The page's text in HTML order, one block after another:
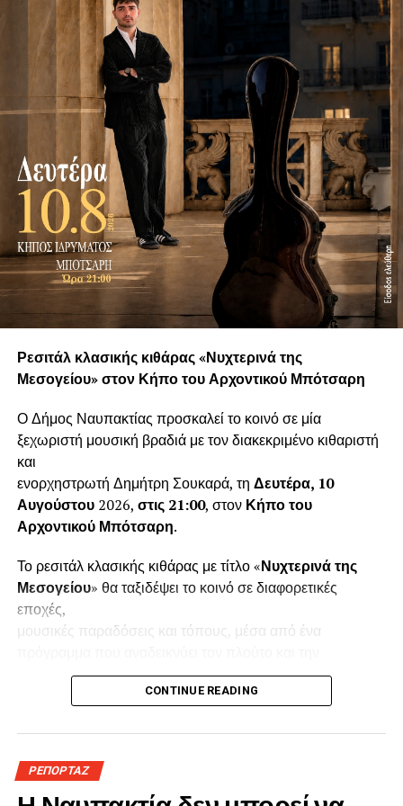
Ρεσιτάλ κλασικής κιθάρας «Νυχτερινά της
Μεσογείου» στον Κήπο του Αρχοντικού Μπότσαρη
Ο Δήμος Ναυπακτίας προσκαλεί το κοινό σε μία
ξεχωριστή μουσική βραδιά με τον διακεκριμένο κιθαριστή
και
ενορχηστρωτή Δημήτρη Σουκαρά, τη Δευτέρα, 10
Αυγούστου2026, στις 21:00, στον Κήπο του
Αρχοντικού Μπότσαρη.
Το ρεσιτάλ κλασικής κιθάρας με τίτλο «Νυχτερινά της
Μεσογείου» θα ταξιδέψει το κοινό σε διαφορετικές
εποχές,
μουσικές παραδόσεις και τόπους, μέσα από ένα
εκφραστική δύναμη της
κιθάρας. Η εκδήλωση πραγματοποιείται με την
Μπότσαρη.
Ο Δημήτρης Σουκαράς, με έδρα το Λονδίνο,
συγκαταλέγεται στους σημαντικότερους Έλληνες
CONTINUE READING
ΡΕΠΟΡΤΑΖ